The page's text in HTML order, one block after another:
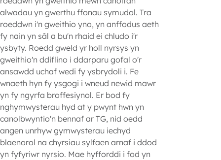
alwadau yn gwerthu ffonau symudol. Tra
roeddwn i'n gweithio yno, yn anffodus aeth
fy nain yn sâl a bu'n rhaid ei chludo i'r
ysbyty. Roedd gweld yr holl nyrsys yn
gweithio'n ddiflino i ddarparu gofal o'r
ansawdd uchaf wedi fy ysbrydoli i. Fe
wnaeth hyn fy ysgogi i wneud newid mawr
yn fy ngyrfa broffesiynol. Er bod fy
nghymwysterau hyd at y pwynt hwn yn
canolbwyntio'n bennaf ar TG, nid oedd
angen unrhyw gymwysterau iechyd
blaenorol na chyrsiau sylfaen arnaf i ddod
yn fyfyriwr nyrsio. Mae hyfforddi i fod yn